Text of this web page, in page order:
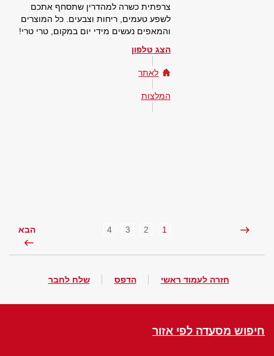
צרפתית כשרה למהדרין שתסחף אתכם
לשפע טעמים, ריחות וצבעים. כל המוצרים
והמאפים נעשים מידי יום במקום, טרי טרי!
הצג טלפון
לאתר
המלצות
1
2
3
4 הבא
חזרה לעמוד ראשי הדפס שלח לחבר
חיפוש מסעדה לפי אזור